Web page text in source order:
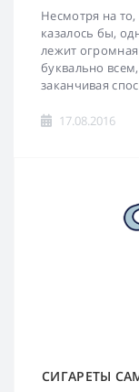
Несмотря на то,
казалось бы,
лежит
буквально
заканчивая
17.08.2016
СИГАРЕТЫ